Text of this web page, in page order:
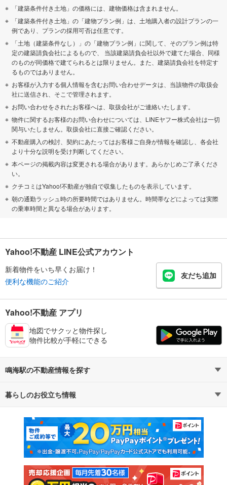
「建築条件付き土地」の価格には、建物価格は含まれません。
「建築条件付き土地」の「建物プラン例」は、土地購入者の設計プランの一
例であり、プランの採用可否は任意です。
「土地（建築条件なし）」の「建物プラン例」に関して、そのプラン例は特
定の建築請負会社によるもので、 当該建築請負会社以外で建てた場合、同様
のものが同価格で建てられるとは限りません。また、建築請負会社を特定す
るものではありません。
お客様が入力する個人情報を含むお問い合わせデータは、当該物件の取扱会
社に送信され、そこで管理されます。
お問い合わせをされたお客様へは、取扱会社がご連絡いたします。
物件に関するお客様のお問い合わせについては、LINEヤフー株式会社は一切
関与いたしません。取扱会社に直接ご確認ください。
不動産購入の検討、契約にあたってはお客様ご自身が情報を確認し、各会社
より十分な説明を受け判断してください。
本ページの掲載内容は変更される場合があります。あらかじめご了承くださ
い。
クチコミはYahoo!不動産が独自で収集したものを表示しています。
朝の通勤ラッシュ時の所要時間ではありません。時間帯などによっては実際
の乗車時間と異なる場合があります。
Yahoo!不動産 LINE公式アカウント
新着物件をいち早くお届け！
便利な機能のご紹介
友だち追加
Yahoo!不動産 アプリ
地図でサクッと物件探し
物件比較が手軽にできる
鳴海駅の不動産情報を探す
不動産・住宅
新築マンション 中古マンション
新築一戸建て 中古一戸建て
注文住宅 土地
暮らしのお役立ち情報
マンションカタログ 教えて！住まいの先生